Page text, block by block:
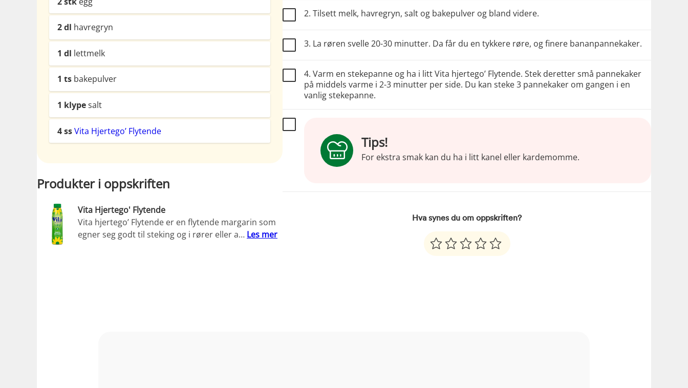
2dl havregryn
1 dl lettmelk
1 ts bakepulver
1 klypesalt
4ssVita Hjertego’ Flytende
Produkter i oppskriften
Vita Hjertego' Flytende
Vita hjertego’ Flytende er en flytende margarin som
egner seg godt til steking og i rører eller a… Les mer
2. Tilsett melk, havregryn, salt og bakepulver og bland videre.
3. La røren svelle 20-30 minutter. Da får du en tykkere røre, og finere bananpannekaker.
4. Varm en stekepanne og ha i litt Vita hjertego’ Flytende. Stek deretter små pannekaker
på middels varme i 2-3 minutter per side. Du kan steke 3 pannekaker om gangen i en
vanlig stekepanne.
Tips!
For ekstra smak kan du ha i litt kanel eller kardemomme.
Hva synes du om oppskriften?